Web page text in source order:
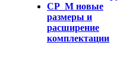
СР_М новые
размеры и
расширение
комплектации